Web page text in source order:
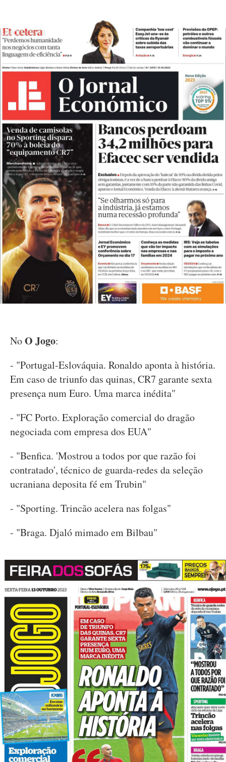
NoO Jogo:
- "Portugal-Eslováquia. Ronaldo aponta à história.
Em caso de triunfo das quinas, CR7 garante sexta
presença num Euro. Uma marca inédita"
- "FC Porto. Exploração comercial do dragão
negociada com empresa dos EUA"
- "Benfica. 'Mostrou a todos por que razão foi
contratado', técnico de guarda-redes da seleção
ucraniana deposita fé em Trubin"
- "Sporting. Trincão acelera nas folgas"
- "Braga. Djaló mimado em Bilbau"